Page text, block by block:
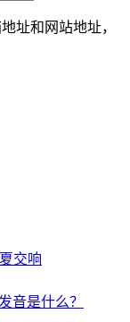
址和网站地址，
交响
音是什么？